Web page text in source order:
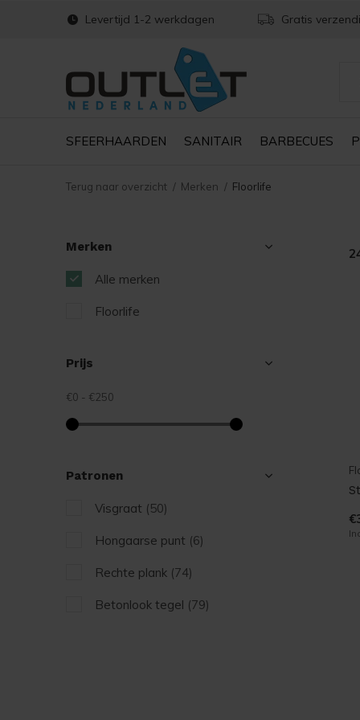
SFEERHAARDEN SANITAIR BARBECUES
Levertijd 1-2 werkdagen Gratis
Terug naar overzicht Merken Floorlife
Merken
Alle merken
Floorlife
Prijs
€0 - €250
Patronen
Visgraat (50)
Hongaarse punt (6)
Rechte plank (74)
Betonlook tegel (79)